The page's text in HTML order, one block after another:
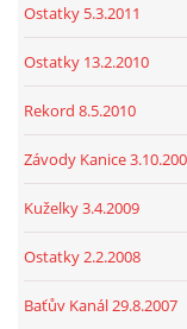
Ostatky 5.3.2011
Ostatky 13.2.2010
Rekord 8.5.2010
Závody Kanice
Kuželky 3.4.2009
Ostatky 2.2.2008
Baťův Kanál 29.8.2007